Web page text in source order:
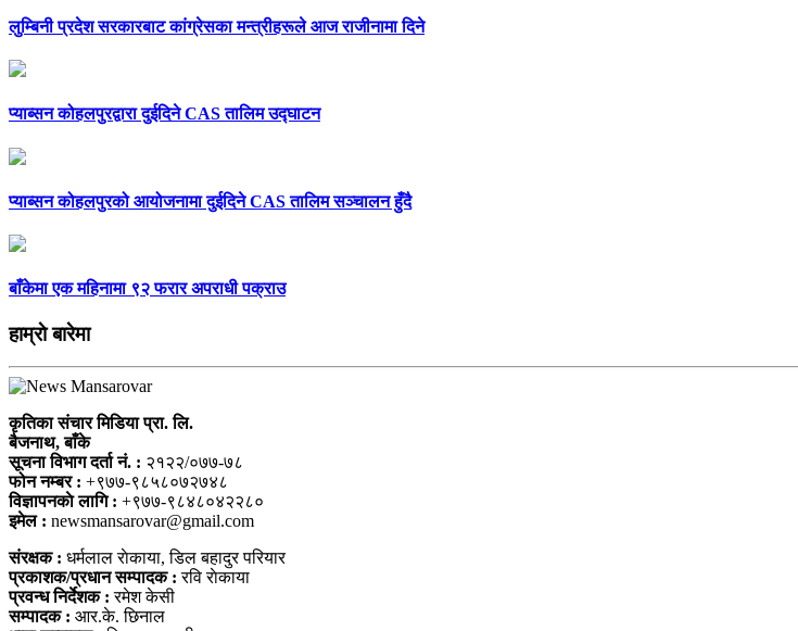
लुम्बिनी प्रदेश सरकारबाट कांग्रेसका मन्त्रीहरूले आज राजीनामा दिने
प्याब्सन कोहलपुरद्वारा दुईदिने CAS तालिम उद्घाटन
प्याब्सन कोहलपुरको आयोजनामा दुईदिने CAS तालिम सञ्चालन हुँदै
बाँकेमा एक महिनामा ९२ फरार अपराधी पक्राउ
हाम्राे बारेमा
कृतिका संचार मिडिया प्रा. लि.
बैजनाथ, बाँके
सूचना विभाग दर्ता नं. : २१२२/०७७-७८
फोन नम्बर : +९७७-९८५८०७२७४८
विज्ञापनकाे लागि : +९७७-९८४८०४२२८०
इमेल : newsmansarovar@gmail.com
संरक्षक : धर्मलाल राेकाया, डिल बहादुर परियार
प्रकाशक/प्रधान सम्पादक : रवि राेकाया
प्रवन्ध निर्देशक : रमेश केसी
सम्पादक : आर.के. छिनाल